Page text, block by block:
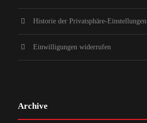
Historie der Privatsphäre-Einstellungen
Einwilligungen widerrufen
Archive